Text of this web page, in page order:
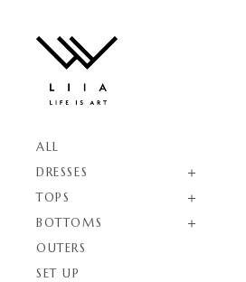
ALL
DRESSES
TOPS
BOTTOMS
OUTERS
SET UP